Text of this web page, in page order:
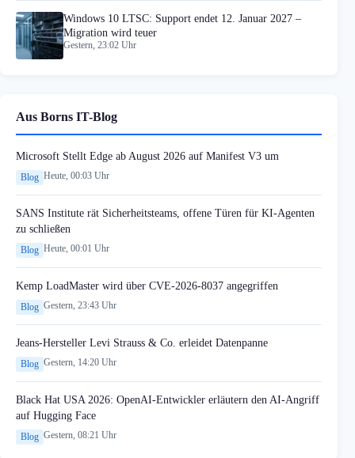
Windows 10 LTSC: Support endet 12. Januar 2027 –
Migration wird teuer
Gestern, 23:02 Uhr
Aus Borns IT-Blog
Microsoft Stellt Edge ab August 2026 auf Manifest V3 um
Blog Heute, 00:03 Uhr
SANS Institute rät Sicherheitsteams, offene Türen für KI-Agenten
zu schließen
Blog Heute, 00:01 Uhr
Kemp LoadMaster wird über CVE-2026-8037 angegriffen
Blog Gestern, 23:43 Uhr
Jeans-Hersteller Levi Strauss & Co. erleidet Datenpanne
Blog Gestern, 14:20 Uhr
Black Hat USA 2026: OpenAI-Entwickler erläutern den AI-Angriff
auf Hugging Face
Blog Gestern, 08:21 Uhr